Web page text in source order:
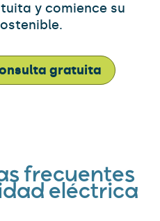
y comience su
gratuita
frecuentes
eléctrica